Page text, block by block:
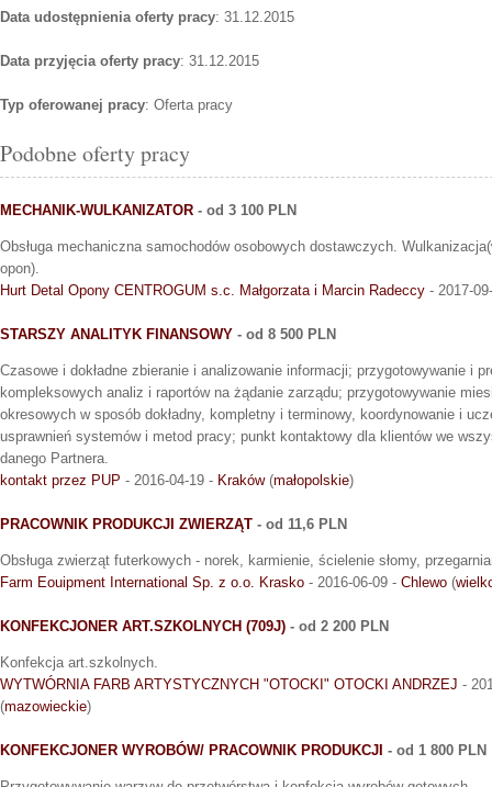
Data udostępnienia oferty pracy: 31.12.2015
Data przyjęcia oferty pracy: 31.12.2015
Typ oferowanej pracy: Oferta pracy
Podobne oferty pracy
MECHANIK-WULKANIZATOR - od 3 100 PLN
Obsługa mechaniczna samochodów osobowych dostawczych.
opon).
Hurt Detal Opony CENTROGUM s.c. Małgorzata i Marcin Radeccy - 2017-
STARSZY ANALITYK FINANSOWY - od 8 500 PLN
Czasowe i dokładne zbieranie i analizowanie informacji; przygotowywanie i
kompleksowych analiz i raportów na żądanie zarządu; przygotowywanie
okresowych w sposób dokładny, kompletny i terminowy, koordynowanie i
usprawnień systemów i metod pracy; punkt kontaktowy dla klientów we
danego Partnera.
kontakt przez PUP - 2016-04-19 - Kraków(małopolskie)
PRACOWNIK PRODUKCJI ZWIERZĄT - od 11,6 PLN
Obsługa zwierząt futerkowych - norek, karmienie, ścielenie słomy,
Farm Eouipment International Sp. z o.o. Krasko - 2016-06-09 - Chlewo (
KONFEKCJONER ART.SZKOLNYCH (709J) - od 2 200 PLN
Konfekcja art.szkolnych.
WYTWÓRNIA FARB ARTYSTYCZNYCH "OTOCKI" OTOCKI ANDRZEJ -
(mazowieckie)
KONFEKCJONER WYROBÓW/ PRACOWNIK PRODUKCJI - od 1 800 PLN